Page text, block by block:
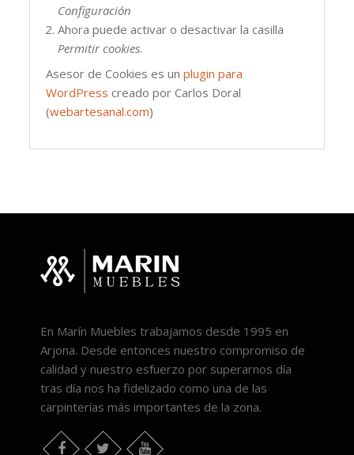
Configuración
Ahora puede activar o desactivar la casilla
Permitir cookies.
Asesor de Cookies es unplugin para
WordPress creado por Carlos Doral
(webartesanal.com)
En Marín Muebles trabajamos desde 1995 en
Arjona. Desde entonces nuestro compromiso de
calidad y nuestro esfuerzo por superarnos día
tras día nos ha fidelizado como una de las
carpinterías más importantes de la zona.